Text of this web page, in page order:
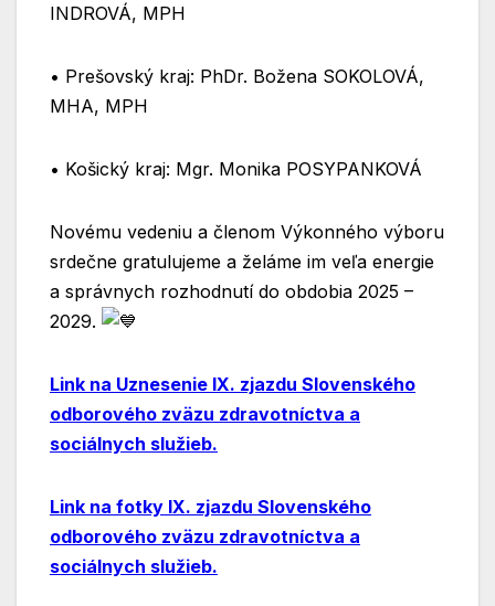
INDROVÁ, MPH
•⁠ ⁠Prešovský kraj: PhDr. Božena SOKOLOVÁ,
MHA, MPH
•⁠ ⁠Košický kraj: Mgr. Monika POSYPANKOVÁ
Novému vedeniu a členom Výkonného výboru
srdečne gratulujeme a želáme im veľa energie
a správnych rozhodnutí do obdobia 2025 –
2029.
Link na Uznesenie IX. zjazdu Slovenského
odborového zväzu zdravotníctva a
sociálnych služieb.
Link na fotky IX. zjazdu Slovenského
odborového zväzu zdravotníctva a
sociálnych služieb.